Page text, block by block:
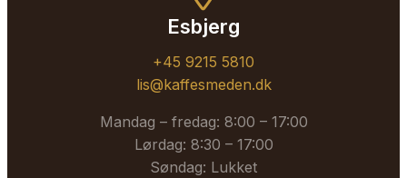
Esbjerg
+45 9215 5810
lis@kaffesmeden.dk
Mandag – fredag: 8:00 – 17:00
Lørdag: 8:30 – 17:00
Søndag: Lukket